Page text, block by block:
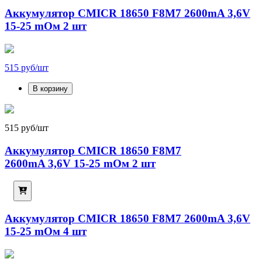
Аккумулятор CMICR 18650 F8M7 2600mA 3,6V
15-25 mОм 2 шт
515 руб/шт
В корзину
515 руб/шт
Аккумулятор CMICR 18650 F8M7
2600mA 3,6V 15-25 mОм 2 шт
Аккумулятор CMICR 18650 F8M7 2600mA 3,6V
15-25 mОм 4 шт